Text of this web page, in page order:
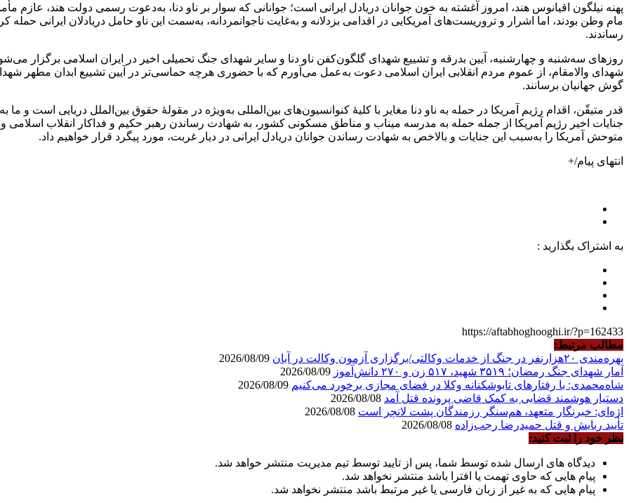
پهنه نیلگون اقیانوس هند، امروز آغشته به خون جوانان دریادل ایرانی است؛ جوانانی که سوار بر ناو دنا، به‌دعوت رسمی دولت هند، عازم
مام وطن بودند، اما اشرار و تروریست‌های آمریکایی در اقدامی بزدلانه و به‌غایت ناجوانمردانه، به‌سمت این ناو حامل دریادلان ایرانی
رساندند.
روز‌های سه‌شنبه و چهارشنبه، آیین بدرقه و تشییع شهدای گلگون‌کفن ناو دنا و سایر شهدای جنگ تحمیلی اخیر در ایران اسلامی برگزار
شهدای والامقام، از عموم مردم انقلابی ایران اسلامی دعوت به‌عمل می‌آورم که با حضوری هرچه حماسی‌تر در آیین تشییع ابدان مطهر
گوش جهانیان برسانند.
قدر متیقّن، اقدام رژیم آمریکا در حمله به ناو دنا مغایر با کلیهٔ کنوانسیون‌های بین‌المللی به‌ویژه در مقولهٔ حقوق بین‌الملل دریایی است و
جنایات اخیر رژیم آمریکا از جمله حمله به مدرسه میناب و مناطق‌ مسکونی کشور، به شهادت رساندن رهبر حکیم و فداکار انقلاب اسلامی
متوحش آمریکا را به‌سبب این جنایات و بالاخص به شهادت رساندن جوانان دریادل ایرانی در دیار غربت، مورد پیگرد قرار خواهیم داد.
انتهای پیام/+
به اشتراک بگذارید :
https://aftabhoghooghi.ir/?p=162433
مطالب مرتبط:
بهره‌مندی ۲۰هزارنفر در جنگ از خدمات وکالتی/برگزاری آزمون وکالت در آبان
آمار شهدای جنگ رمضان؛ ۳۵۱۹ شهید، ۵۱۷ زن و ۲۷۰ دانش‌آموز
شاه‌محمدی: با رفتارهای تابوشکنانه وکلا در فضای مجازی برخورد می‌کنیم
دستیار هوشمند قضایی به کمک قاضی پرونده قتل آمد
اژه‌ای: خبرنگار متعهد، هم‌سنگر رزمندگان پشت لانچر است
تأیید ربایش و قتل حمیدرضا رجب‌زاده
نظر خود را ثبت کنید:
دیدگاه های ارسال شده توسط شما، پس از تایید توسط تیم مدیریت منتشر خواهد شد.
پیام هایی که حاوی تهمت یا افترا باشد منتشر نخواهد شد.
پیام هایی که به غیر از زبان فارسی یا غیر مرتبط باشد منتشر نخواهد شد.